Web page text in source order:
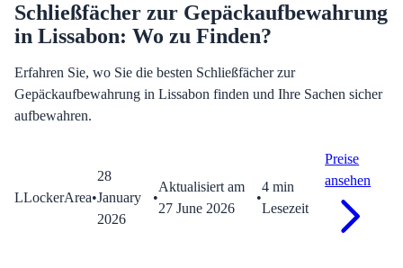
Schließfächer zur Gepäckaufbewahrung
in Lissabon: Wo zu Finden?
Erfahren Sie, wo Sie die besten Schließfächer zur
Gepäckaufbewahrung in Lissabon finden und Ihre Sachen sicher
aufbewahren.
LLockerArea•
28
January
2026
•
Aktualisiert am
27 June 2026
•
4min
Lesezeit
Preise
ansehen